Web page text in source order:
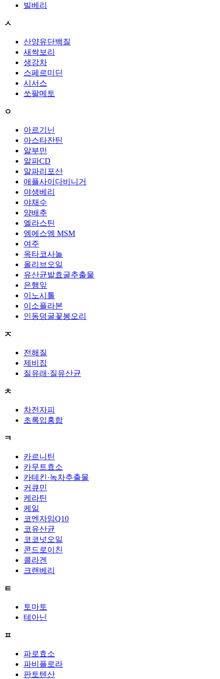
빌베리
ㅅ
산양유단백질
새싹보리
생강차
스페르미딘
시서스
쏘팔메토
ㅇ
아르기닌
아스타잔틴
알부민
알파CD
알파리포산
애플사이다비니거
야생베리
야채수
양배추
엘라스틴
엠에스엠 MSM
여주
옥타코사놀
올리브오일
유산균발효굴추출물
은행잎
이노시톨
이소플라본
인동덩굴꽃봉오리
ㅈ
전해질
제비집
질유래·질유산균
ㅊ
차전자피
초록입홍합
ㅋ
카르니틴
카무트효소
카테킨·녹차추출물
커큐민
케라틴
케일
코엔자임Q10
코유산균
코코넛오일
콘드로이친
콜라겐
크랜베리
ㅌ
토마토
테아닌
ㅍ
파로효소
파비플로라
판토텐산